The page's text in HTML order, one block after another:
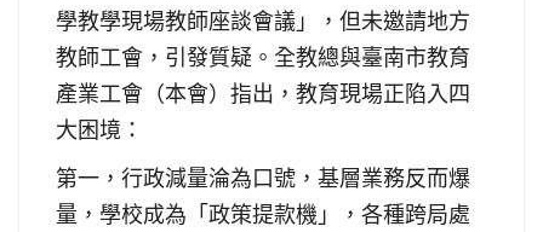
學教學現場教師座談會議」，但未邀請地方
教師工會，引發質疑。全教總與臺南市教育
產業工會（本會）指出，教育現場正陷入四
大困境：
第一，行政減量淪為口號，基層業務反而爆
量，學校成為「政策提款機」，各種跨局處